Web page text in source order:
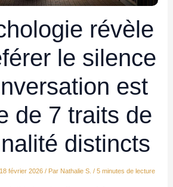
révèle
le silence
est
de 7 traits de
distincts
18 février 2026 / Par Nathalie S. / 5 minutes de lecture